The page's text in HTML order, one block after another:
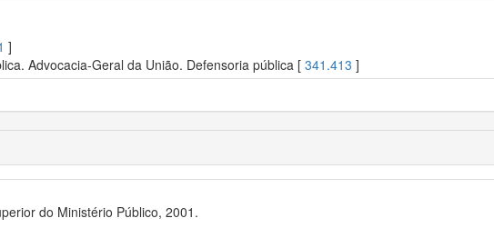
]
Advocacia-Geral da União. Defensoria pública [ 341.413 ]
do Ministério Público, 2001.